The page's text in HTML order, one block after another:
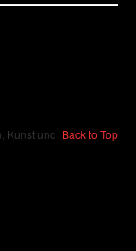
Back to Top
Kunst und